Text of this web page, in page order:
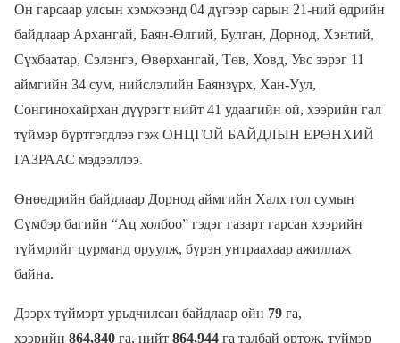
Он гарсаар улсын хэмжээнд 04 дүгээр сарын 21-ний өдрийн
байдлаар Архангай, Баян-Өлгий, Булган, Дорнод, Хэнтий,
Сүхбаатар, Сэлэнгэ, Өвөрхангай, Төв, Ховд, Увс зэрэг 11
аймгийн 34 сум, нийслэлийн Баянзүрх, Хан-Уул,
Сонгинохайрхан дүүрэгт нийт 41 удаагийн ой, хээрийн гал
түймэр бүртгэгдлээ гэж ОНЦГОЙ БАЙДЛЫН ЕРӨНХИЙ
ГАЗРААС мэдээллээ.
Өнөөдрийн байдлаар Дорнод аймгийн Халх гол сумын
Сүмбэр багийн “Ац холбоо” гэдэг газарт гарсан хээрийн
түймрийг цурманд оруулж, бүрэн унтраахаар ажиллаж
байна.
Дээрх түймэрт урьдчилсан байдлаар ойн 79 га,
хээрийн 864,840 га, нийт 864,944 га талбай өртөж, түймэр